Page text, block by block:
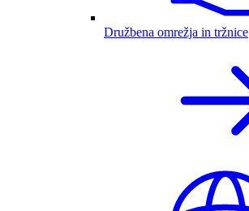
Družbena omrežja in tržnice